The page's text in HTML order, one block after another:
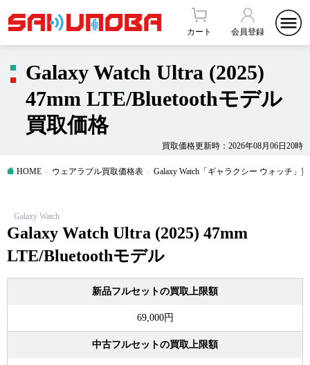
カート 会員登録
買取価格更新時：2026年08月06日20時
Galaxy Watch Ultra (2025)
47mm LTE/Bluetoothモデル
買取価格
HOME ウェアラブル買取価格表 Galaxy Watch「ギャラクシー ウォッチ」
Galaxy Watch
Galaxy Watch Ultra (2025) 47mm
LTE/Bluetoothモデル
新品フルセットの買取上限額
69,000円
中古フルセットの買取上限額